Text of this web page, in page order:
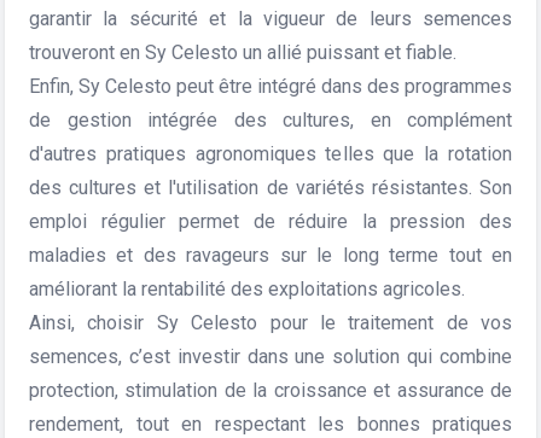
garantir la sécurité et la vigueur de leurs semences
trouveront en Sy Celesto un allié puissant et fiable.
Enfin, Sy Celesto peut être intégré dans des programmes
de gestion intégrée des cultures, en complément
d'autres pratiques agronomiques telles que la rotation
des cultures et l'utilisation de variétés résistantes. Son
emploi régulier permet de réduire la pression des
maladies et des ravageurs sur le long terme tout en
améliorant la rentabilité des exploitations agricoles.
Ainsi, choisir Sy Celesto pour le traitement de vos
semences, c’est investir dans une solution qui combine
protection, stimulation de la croissance et assurance de
rendement, tout en respectant les bonnes pratiques